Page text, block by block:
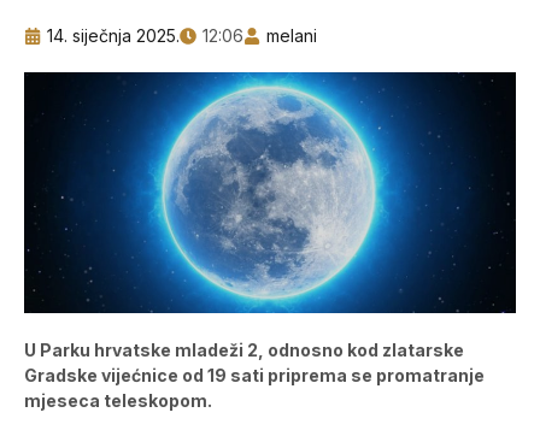
14. siječnja 2025. 12:06 melani
U Parku hrvatske mladeži 2, odnosno kod zlatarske
Gradske vijećnice od 19 sati priprema se promatranje
mjeseca teleskopom.